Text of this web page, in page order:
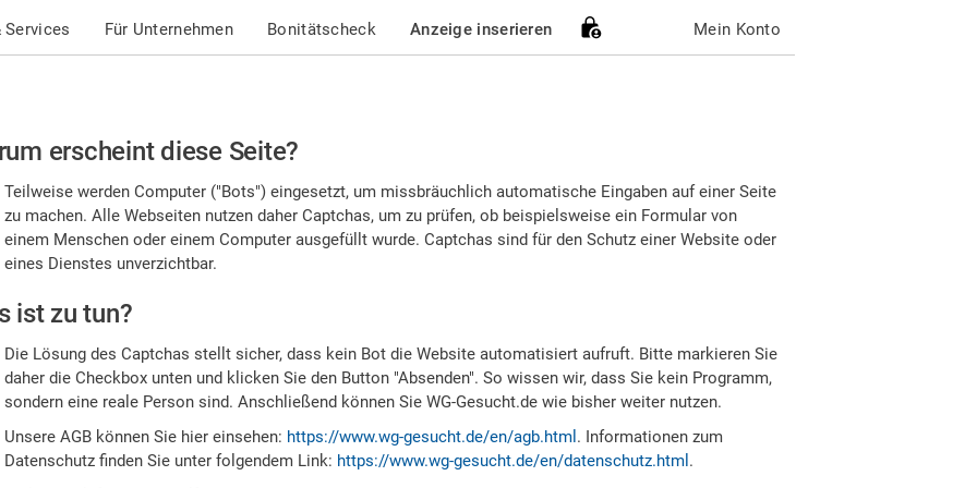
Services Für Unternehmen Bonitätscheck Anzeige inserieren Mein Konto
erscheint diese Seite?
Teilweise werden Computer ("Bots") eingesetzt, um missbräuchlich automatische Eingaben auf einer Seite
zu machen. Alle Webseiten nutzen daher Captchas, um zu prüfen, ob beispielsweise ein Formular von
einem Menschen oder einem Computer ausgefüllt wurde. Captchas sind für den Schutz einer Website oder
eines Dienstes unverzichtbar.
ist zu tun?
Die Lösung des Captchas stellt sicher, dass kein Bot die Website automatisiert aufruft. Bitte markieren Sie
daher die Checkbox unten und klicken Sie den Button "Absenden". So wissen wir, dass Sie kein Programm,
sondern eine reale Person sind. Anschließend können Sie WG-Gesucht.de wie bisher weiter nutzen.
Unsere AGB können Sie hier einsehen: https://www.wg-gesucht.de/en/agb.html . Informationen zum
Datenschutz finden Sie unter folgendem Link: https://www.wg-gesucht.de/en/datenschutz.html .